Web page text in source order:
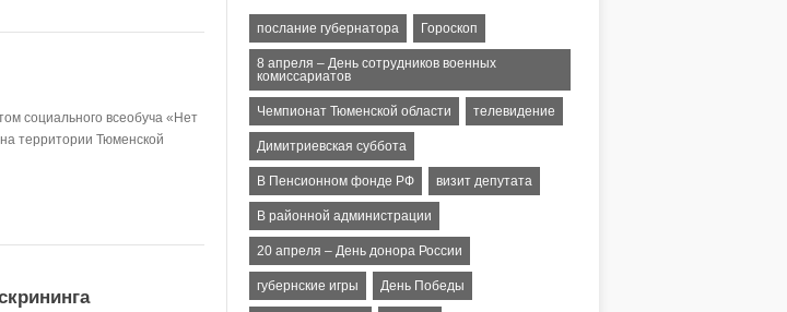
социального всеобуча «Нет
территории Тюменской
послание губернатора Гороскоп
8 апреля – День сотрудников военных
комиссариатов
Чемпионат Тюменской области телевидение
Димитриевская суббота
В Пенсионном фонде РФ визит депутата
В районной администрации
20 апреля – День донора России
губернские игры День Победы